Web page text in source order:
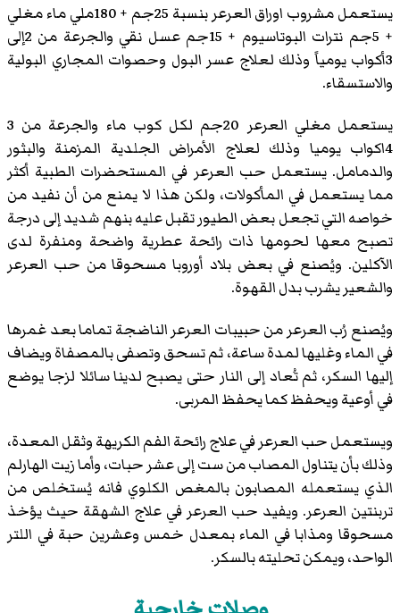
يستعمل مشروب اوراق العرعر بنسبة 25جم + 180ملي ماء مغلي
+ 5جم نترات البوتاسيوم + 15جم عسل نقي والجرعة من 2إلى
3أكواب يومياً وذلك لعلاج عسر البول وحصوات المجاري البولية
والاستسقاء.
يستعمل مغلي العرعر 20جم لكل كوب ماء والجرعة من 3
4اكواب يوميا وذلك لعلاج الأمراض الجلدية المزمنة والبثور
والدمامل. يستعمل حب العرعر في المستحضرات الطبية أكثر
مما يستعمل في المأكولات، ولكن هذا لا يمنع من أن نفيد من
خواصه التي تجعل بعض الطيور تقبل عليه بنهم شديد إلى درجة
تصبح معها لحومها ذات رائحة عطرية واضحة ومنفرة لدى
الآكلين. ويُصنع في بعض بلاد أوروبا مسحوقا من حب العرعر
والشعير يشرب بدل القهوة.
ويُصنع رُب العرعر من حبيبات العرعر الناضجة تماما بعد غمرها
في الماء وغليها لمدة ساعة، ثم تسحق وتصفى بالمصفاة ويضاف
إليها السكر، ثم تُعاد إلى النار حتى يصبح لدينا سائلا لزجا يوضع
في أوعية ويحفظ كما يحفظ المربى.
ويستعمل حب العرعر في علاج رائحة الفم الكريهة وثقل المعدة،
وذلك بأن يتناول المصاب من ست إلى عشر حبات، وأما زيت الهارلم
الذي يستعمله المصابون بالمغص الكلوي فانه يُستخلص من
تربنتين العرعر. ويفيد حب العرعر في علاج الشهقة حيث يؤخذ
مسحوقا ومذابا في الماء بمعدل خمس وعشرين حبة في اللتر
الواحد، ويمكن تحليته بالسكر.